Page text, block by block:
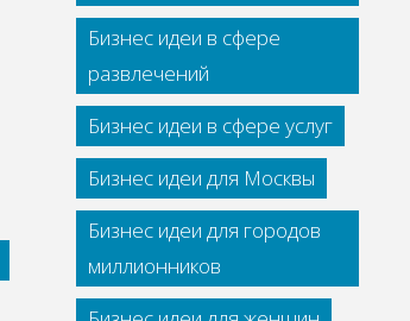
Бизнес идеи в сфере
развлечений
Бизнес идеи в сфере услуг
Бизнес идеи для Москвы
Бизнес идеи для городов
миллионников